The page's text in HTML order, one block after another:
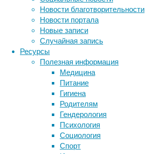
Новости благотворительности
Новости портала
Новые записи
Случайная запись
Ресурсы
Полезная информация
Медицина
Питание
Гигиена
Родителям
Гендерология
Психология
Социология
Спорт
году,
пациентов
целых
15.
Метод,
который
описывается